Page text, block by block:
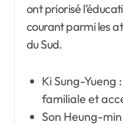
ont priorisé
courant parmi les
du Sud.
Ki Sung-Yueng
familiale et
Son Heung-